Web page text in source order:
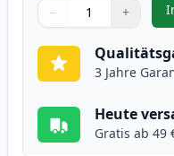
Verwenden Sie die
− +
1
3 Jahre
Heute
Gratis ab 49